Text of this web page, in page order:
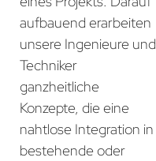
aufbauend erarbeiten
unsere Ingenieure und
Techniker
ganzheitliche
Konzepte, die eine
nahtlose Integration in
bestehende oder